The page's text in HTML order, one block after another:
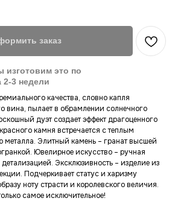
заказ
качества, словно капля
вина, пылает в обрамлении солнечного
дуэт создает эффект драгоценного
камня встречается с теплым
металла. Элитный камень – гранат высшей
Ювелирное искусство – ручная
Эксклюзивность – изделие из
Подчеркивает статус и харизму
ноту страсти и королевского величия.
самое исключительное!